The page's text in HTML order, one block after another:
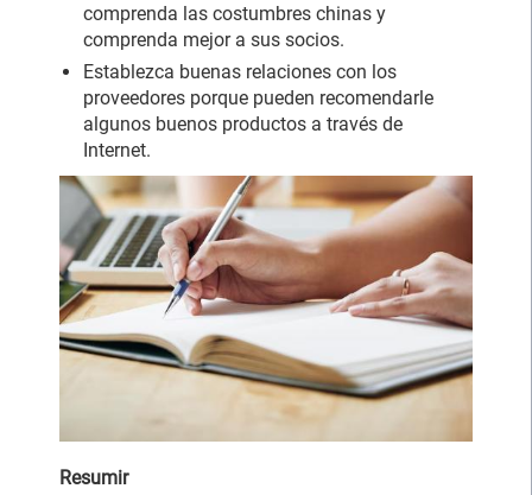
comprenda las costumbres chinas y
comprenda mejor a sus socios.
Establezca buenas relaciones con los
proveedores porque pueden recomendarle
algunos buenos productos a través de
Internet.
Resumir